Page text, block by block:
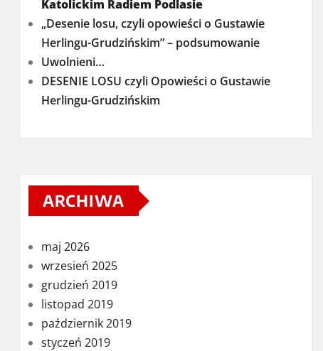
Katolickim Radiem Podlasie
„Desenie losu, czyli opowieści o Gustawie
Herlingu-Grudzińskim” – podsumowanie
Uwolnieni…
DESENIE LOSU czyli Opowieści o Gustawie
Herlingu-Grudzińskim
ARCHIWA
maj 2026
wrzesień 2025
grudzień 2019
listopad 2019
październik 2019
styczeń 2019